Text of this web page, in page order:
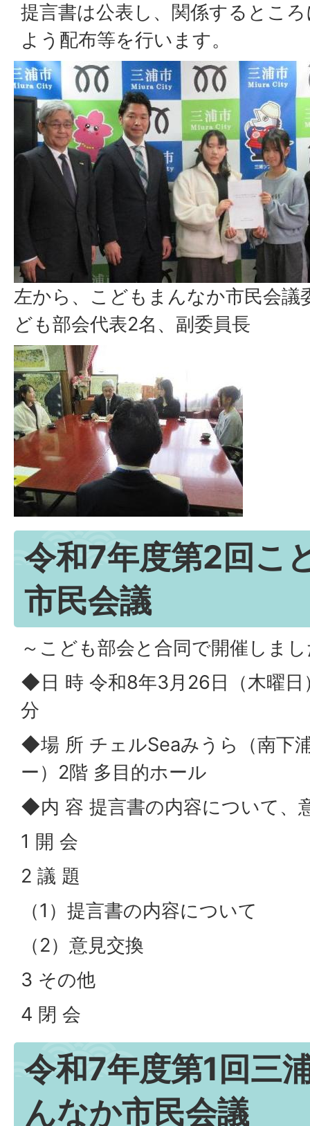
提言書は公表し、関係するとこ
よう配布等を行います。
左から、こどもまんなか市民会議
ども部会代表2名、副委員長
令和7年度第2回こ
市民会議
～こども部会と合同で開催しま
◆日 時 令和8年3月26日（木曜日
分
◆場 所 チェルSeaみうら（南下
ー）2階 多目的ホール
◆内 容 提言書の内容について、
1 開 会
2 議 題
（1）提言書の内容について
（2）意見交換
3 その他
4 閉 会
令和7年度第1回三
んなか市民会議